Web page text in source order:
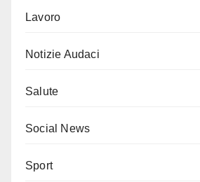
Lavoro
Notizie Audaci
Salute
Social News
Sport